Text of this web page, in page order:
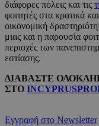
διάφορες πόλεις και τις
φοιτητές στα κρατικά
οικονομική
μιας και η παρουσία
περιοχές των
εστίασης.
ΔΙΑΒΑΣΤΕ
ΣΤΟ
Εγγραφή στο Newsletter